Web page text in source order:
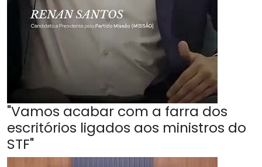
"Vamos acabar com a farra dos
escritórios ligados aos ministros do
STF"